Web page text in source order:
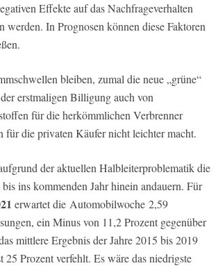
Effekte auf das Nachfrageverhalten
werden. In Prognosen können diese Faktoren
bleiben, zumal die neue „grüne“
erstmaligen Billigung auch von
für die herkömmlichen Verbrenner
für die privaten Käufer nicht leichter macht.
der aktuellen Halbleiterproblematik die
ins kommenden Jahr hinein andauern. Für
erwartet die Automobilwoche 2,59
ein Minus von 11,2 Prozent gegenüber
mittlere Ergebnis der Jahre 2015 bis 2019
25 Prozent verfehlt. Es wäre das niedrigste